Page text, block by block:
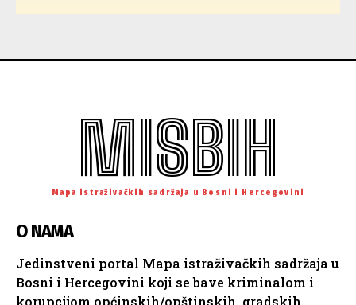
MISBIH
Mapa istraživačkih sadržaja u Bosni i Hercegovini
O NAMA
Jedinstveni portal Mapa istraživačkih sadržaja u
Bosni i Hercegovini koji se bave kriminalom i
korupcijom općinskih/opštinskih, gradskih,